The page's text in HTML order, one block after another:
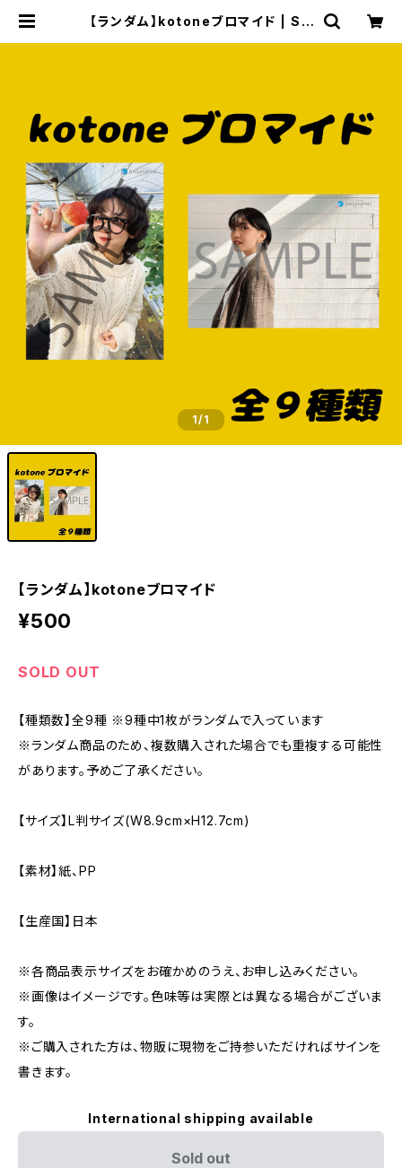
【ランダム】kotoneブロマイド | SA
1/1
【ランダム】kotoneブロマイド
¥500
SOLD OUT
【種類数】全9種 ※9種中1枚がランダムで入っています
※ランダム商品のため、複数購入された場合でも重複する可能性
があります。予めご了承ください。
【サイズ】L判サイズ(W8.9cm×H12.7cm)
【素材】紙、PP
【生産国】日本
※各商品表示サイズをお確かめのうえ、お申し込みください。
※画像はイメージです。色味等は実際とは異なる場合がございま
す。
※ご購入された方は、物販に現物をご持参いただければサインを
書きます。
International shipping available
Sold out